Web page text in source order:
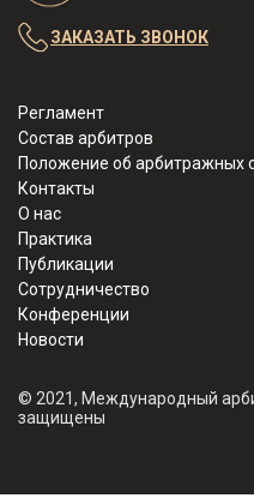
Регламент
Состав арбитров
Положение об арбитражных
Контакты
О нас
Практика
Публикации
Сотрудничество
Конференции
Новости
© 2021, Международный
защищены
ЗАКАЗАТЬ ЗВОНОК